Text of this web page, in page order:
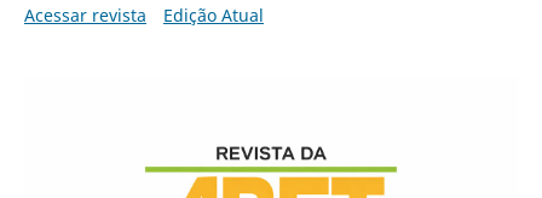
Acessar revista Edição Atual